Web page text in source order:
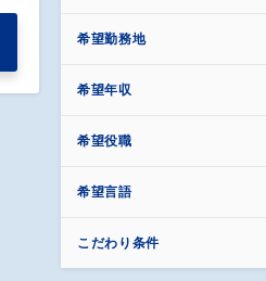
希望勤務地
希望年収
希望役職
希望言語
こだわり条件